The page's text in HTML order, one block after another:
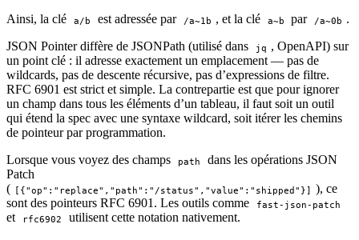
Ainsi, la clé
a/b est adressée par /a~1b , et la clé a~b par /a~0b .
JSON Pointer diffère de JSONPath (utilisé dans
jq , OpenAPI) sur
un point clé : il adresse exactement un emplacement — pas de
wildcards, pas de descente récursive, pas d’expressions de filtre.
RFC 6901 est strict et simple. La contrepartie est que pour ignorer
un champ dans tous les éléments d’un tableau, il faut soit un outil
qui étend la spec avec une syntaxe wildcard, soit itérer les chemins
de pointeur par programmation.
Lorsque vous voyez des champs
path
dans les opérations JSON
Patch
(
[{"op":"replace","path":"/status","value":"shipped"}]
), ce
sont des pointeurs RFC 6901. Les outils comme
fast-json-patch
et rfc6902 utilisent cette notation nativement.